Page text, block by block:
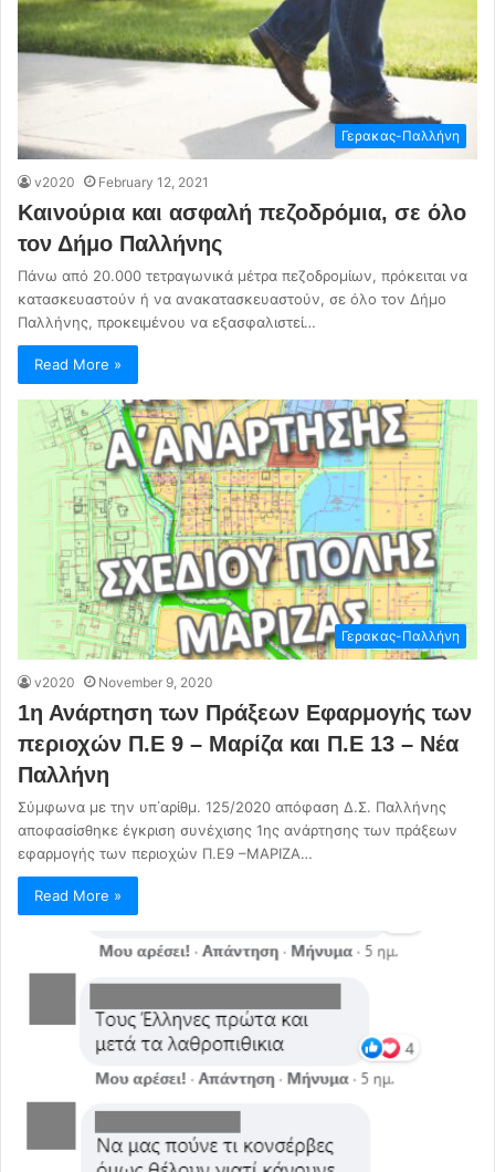
Γερακας-Παλλήνη
v2020 February 12, 2021
Καινούρια και ασφαλή πεζοδρόμια, σε όλο
τον Δήμο Παλλήνης
Πάνω από 20.000 τετραγωνικά μέτρα πεζοδρομίων, πρόκειται να
κατασκευαστούν ή να ανακατασκευαστούν, σε όλο τον Δήμο
Παλλήνης, προκειμένου να εξασφαλιστεί…
Read More »
Γερακας-Παλλήνη
v2020 November 9, 2020
1η Ανάρτηση των Πράξεων Εφαρμογής των
περιοχών Π.Ε 9 – Μαρίζα και Π.Ε 13 – Νέα
Παλλήνη
Σύμφωνα με την υπ΄αρίθμ. 125/2020 απόφαση Δ.Σ. Παλλήνης
αποφασίσθηκε έγκριση συνέχισης 1ης ανάρτησης των πράξεων
εφαρμογής των περιοχών Π.Ε9 –ΜΑΡΙΖΑ…
Read More »